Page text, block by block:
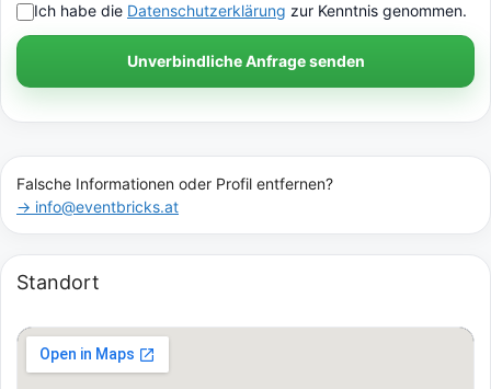
Ich habe die Datenschutzerklärung zur Kenntnis genommen.
Unverbindliche Anfrage senden
Falsche Informationen oder Profil entfernen?
→ info@eventbricks.at
Standort